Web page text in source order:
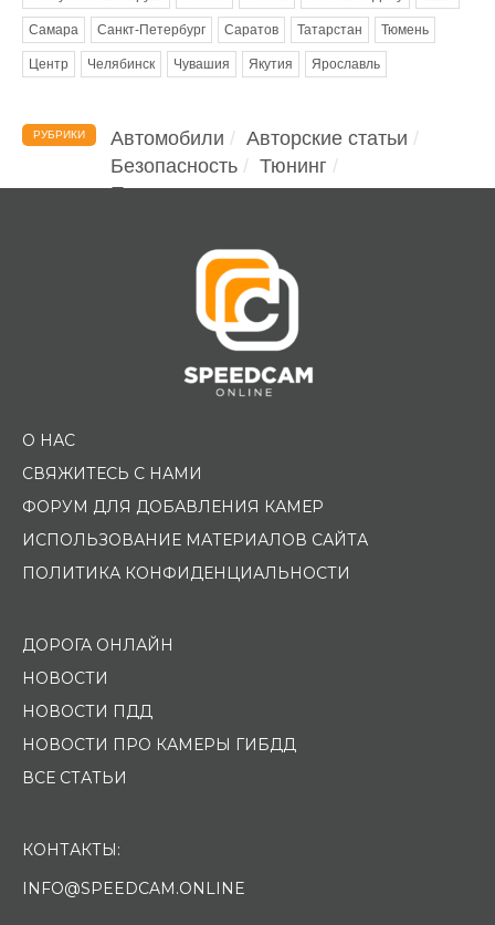
Самара Санкт-Петербург Саратов Татарстан Тюмень
Центр Челябинск Чувашия Якутия Ярославль
РУБРИКИ Автомобили
Авторские статьи
Безопасность
Тюнинг
Помощь водителю
О НАС
СВЯЖИТЕСЬ С НАМИ
ФОРУМ ДЛЯ ДОБАВЛЕНИЯ КАМЕР
ИСПОЛЬЗОВАНИЕ МАТЕРИАЛОВ САЙТА
ПОЛИТИКА КОНФИДЕНЦИАЛЬНОСТИ
ДОРОГА ОНЛАЙН
НОВОСТИ
НОВОСТИ ПДД
НОВОСТИ ПРО КАМЕРЫ ГИБДД
ВСЕ СТАТЬИ
КОНТАКТЫ:
INFO@SPEEDCAM.ONLINE